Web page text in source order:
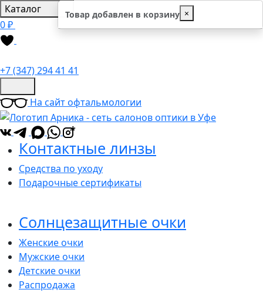
Каталог
0 ₽
+7 (347) 294 41 41
На сайт офтальмологии
*
Контактные линзы
Средства по уходу
Подарочные сертификаты
Солнцезащитные очки
Женские очки
Мужские очки
Детские очки
Распродажа
Товар добавлен в корзину ×